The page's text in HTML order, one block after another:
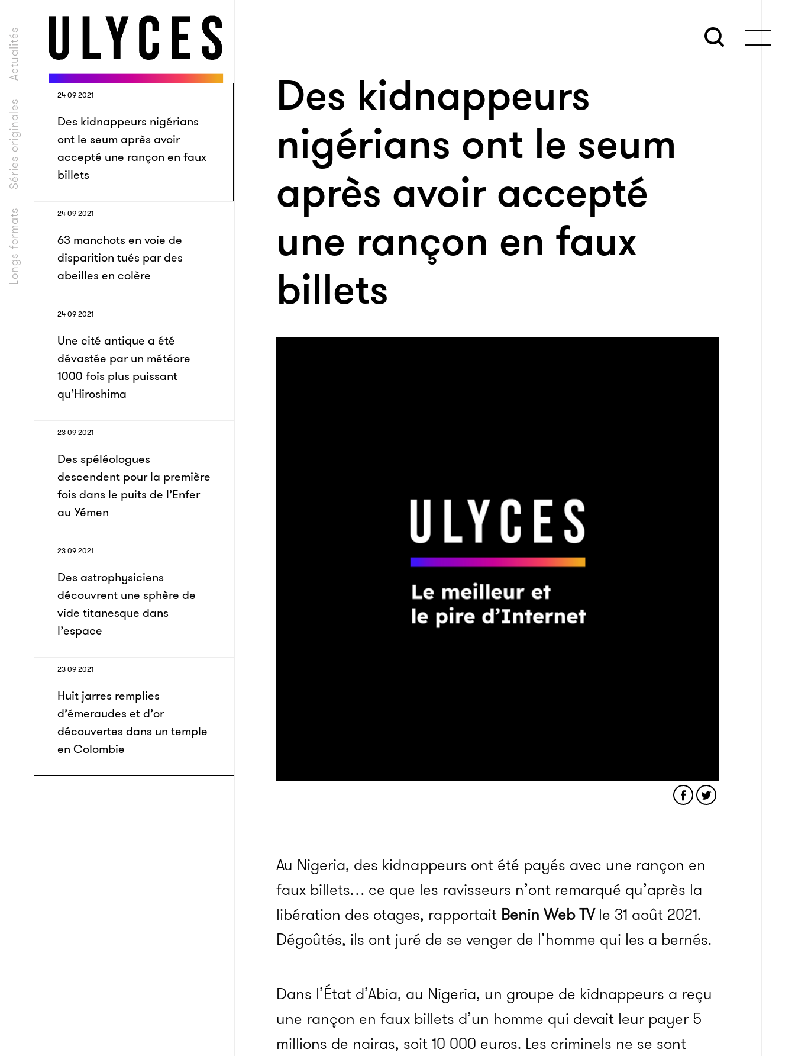
Longs formats
Séries originales
Actualités
24 09 2021
Des kidnappeurs nigérians
ont le seum après avoir
accepté une rançon en faux
billets
24 09 2021
63 manchots en voie de
disparition tués par des
abeilles en colère
24 09 2021
Une cité antique a été
dévastée par un météore
1000 fois plus puissant
qu’Hiroshima
23 09 2021
Des spéléologues
descendent pour la première
fois dans le puits de l’Enfer
au Yémen
23 09 2021
Des astrophysiciens
découvrent une sphère de
vide titanesque dans
l’espace
23 09 2021
Huit jarres remplies
d’émeraudes et d’or
découvertes dans un temple
en Colombie
Des kidnappeurs
nigérians ont le seum
après avoir accepté
une rançon en faux
billets
Au Nigeria, des kidnappeurs ont été payés avec une rançon en
faux billets… ce que les ravisseurs n’ont remarqué qu’après la
libération des otages, rapportait Benin Web TVle 31 août 2021.
Dégoûtés, ils ont juré de se venger de l’homme qui les a bernés.
Dans l’État d’Abia, au Nigeria, un groupe de kidnappeurs a reçu
une rançon en faux billets d’un homme qui devait leur payer 5
millions de nairas, soit 10 000 euros. Les criminels ne se sont